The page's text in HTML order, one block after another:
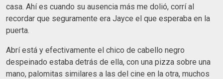
casa. Ahí es cuando su ausencia más me dolió, corrí al
recordar que seguramente era Jayce el que esperaba en la
puerta.
Abrí está y efectivamente el chico de cabello negro
despeinado estaba detrás de ella, con una pizza sobre una
mano, palomitas similares a las del cine en la otra, muchos